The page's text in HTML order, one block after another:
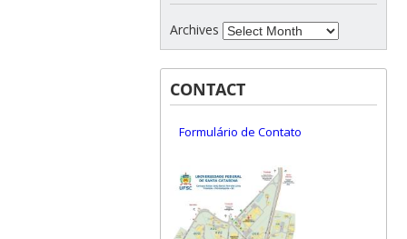
Archives
CONTACT
Formulário de Contato